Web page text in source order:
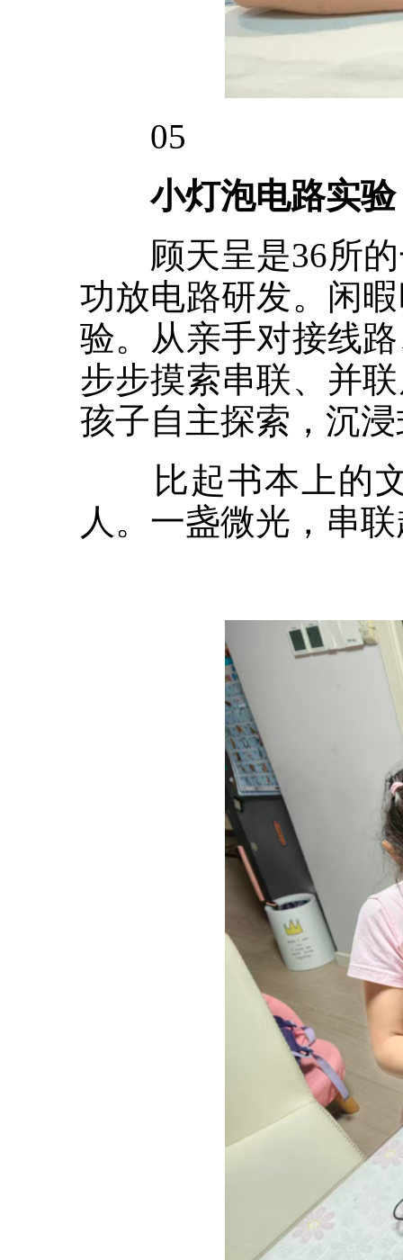
05
小灯泡电路实验
顾天呈是36所的
功放电路研发。闲
验。从亲手对接线
步步摸索串联、并
孩子自主探索，沉
比起书本上的文
人。一盏微光，串